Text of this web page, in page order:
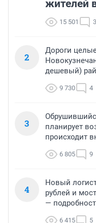
таролог
жителей
15 501
дешевый)
9 730 4